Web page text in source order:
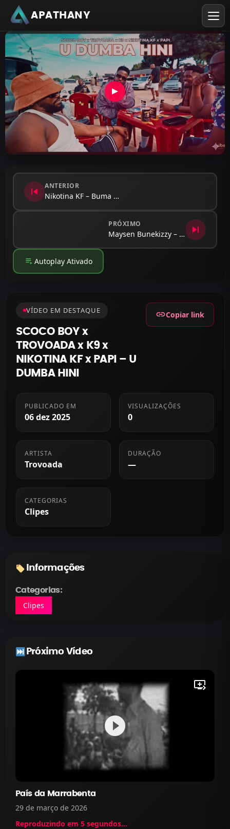
APATHANY
skip_previous ANTERIOR
Nikotina KF – Buma de Zander…
PRÓXIMO
Maysen Bunekizzy – Inveja (Visualizer) skip_next
playlist_play Autoplay Ativado
VÍDEO EM DESTAQUE
SCOCO BOY x
TROVOADA x K9 x
NIKOTINA KF x PAPI – U
DUMBA HINI
linkCopiar link
PUBLICADO EM
06 dez 2025
VISUALIZAÇÕES
0
ARTISTA
Trovoada
DURAÇÃO
—
CATEGORIAS
Clipes
Informações
Categorias:
Clipes
Próximo Vídeo
play_circle_filled
queue_play_next
País da Marrabenta
29 de março de 2026
Reproduzindo em 5 segundos...